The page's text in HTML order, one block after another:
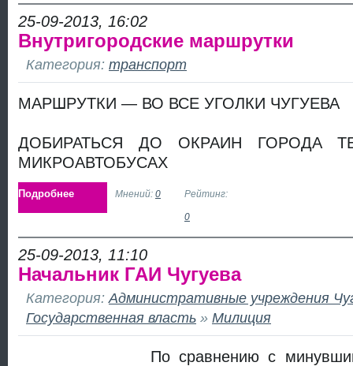
25-09-2013, 16:02
Внутригородские маршрутки
Категория: транспорт
МАРШРУТКИ — ВО ВСЕ УГОЛКИ ЧУГУЕВА
ДОБИРАТЬСЯ ДО ОКРАИН ГОРОДА
МИКРОАВТОБУСАХ
Подробнее Мнений: 0 Рейтинг:
0
25-09-2013, 11:10
Начальник ГАИ Чугуева
Категория: Административные учреждения
Государственная власть » Милиция
По сравнению с